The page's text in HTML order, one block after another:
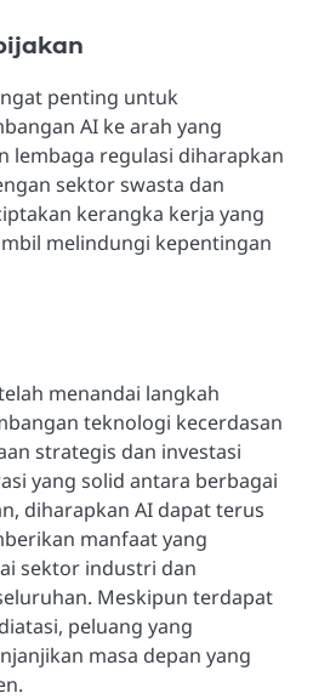
penting untuk
AI ke arah yang
lembaga regulasi diharapkan
sektor swasta dan
kerangka kerja yang
melindungi kepentingan
menandai langkah
teknologi kecerdasan
strategis dan investasi
yang solid antara berbagai
diharapkan AI dapat terus
manfaat yang
sektor industri dan
Meskipun terdapat
peluang yang
masa depan yang